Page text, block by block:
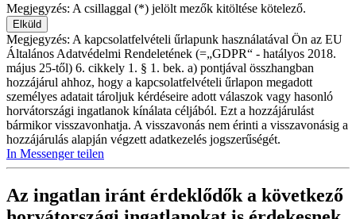
Megjegyzés: A csillaggal (*) jelölt mezők kitöltése kötelező.
Megjegyzés: A kapcsolatfelvételi űrlapunk használatával Ön az EU
Általános Adatvédelmi Rendeletének (=„GDPR“ - hatályos 2018.
május 25-től) 6. cikkely 1. § 1. bek. a) pontjával összhangban
hozzájárul ahhoz, hogy a kapcsolatfelvételi űrlapon megadott
személyes adatait tároljuk kérdéseire adott válaszok vagy hasonló
horvátországi ingatlanok kínálata céljából. Ezt a hozzájárulást
bármikor visszavonhatja. A visszavonás nem érinti a visszavonásig a
hozzájárulás alapján végzett adatkezelés jogszerűségét.
In Messenger teilen
Az ingatlan iránt érdeklődők a következő